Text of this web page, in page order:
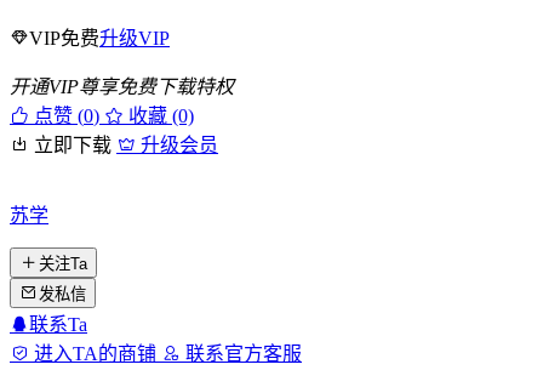
VIP免费升级VIP
开通VIP尊享免费下载特权
点赞 (0)
收藏 (0)
立即下载
升级会员
苏学
关注Ta
发私信
联系Ta
进入TA的商铺
联系官方客服